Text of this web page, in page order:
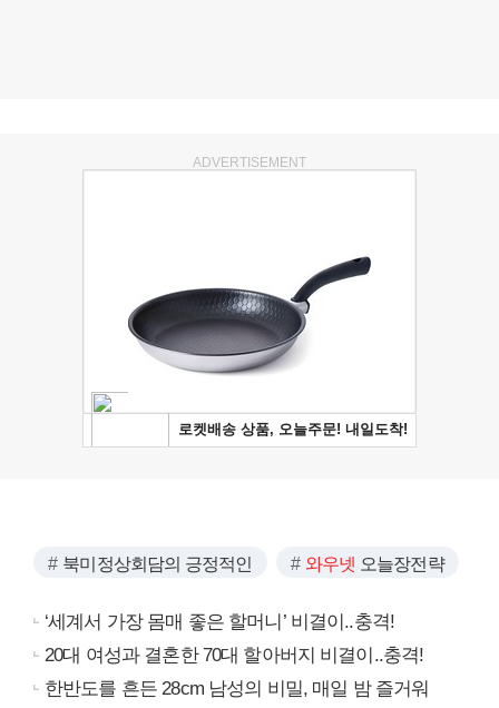
ADVERTISEMENT
북미정상회담의 긍정적인 와우넷 오늘장전략
‘세계서 가장 몸매 좋은 할머니’ 비결이..충격!
20대 여성과 결혼한 70대 할아버지 비결이..충격!
한반도를 흔든 28cm 남성의 비밀, 매일 밤 즐거워